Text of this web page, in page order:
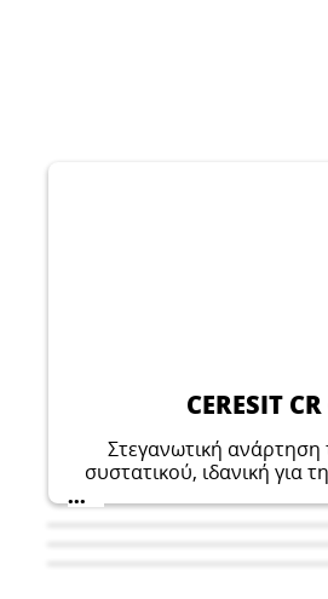
CERESIT
Στεγανωτική ανάρτηση
συστατικού, ιδανική για
τσιμεντένια υποστρώματα
...